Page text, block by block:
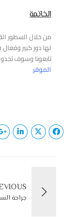
الخاتمة
من خلال السطور
لها دور كبير
تابعونا وسوف
الموقر
جراحة